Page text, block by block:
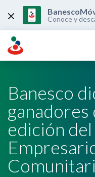
content
Conoce y
Banesco
edición